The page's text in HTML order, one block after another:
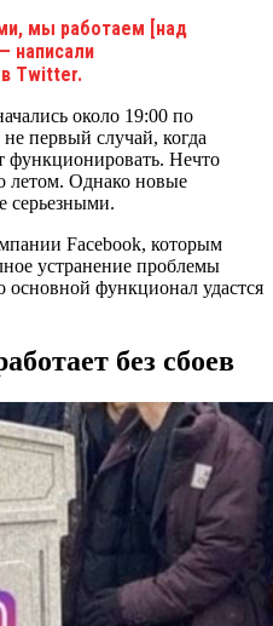
мы работаем [над
написали
в Twitter.
около 19:00 по
первый случай, когда
функционировать. Нечто
летом. Однако новые
серьезными.
Facebook, которым
устранение проблемы
основной функционал удастся
без сбоев